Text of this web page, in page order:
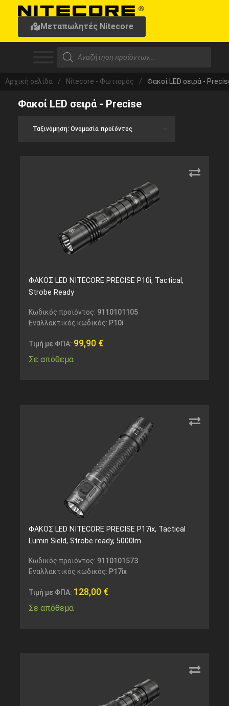
Μεταπωλητές Nitecore
Αρχική σελίδα / Nitecore - Φωτισμός / Φακοί LED σειρά -
Φακοί LED σειρά - Precise
ΦΑΚΟΣ LED NITECORE PRECISE P10i, Tactical,
Strobe Ready
Κωδικός προϊόντος: 9110101105
Εναλλακτικός κωδικός: P10i
Τιμή με ΦΠΑ: 99,90 €
Σε απόθεμα
ΦΑΚΟΣ LED NITECORE PRECISE P17ix, Tactical
Lumin Sield, Strobe ready, 5000lm
Κωδικός προϊόντος: 9110101573
Εναλλακτικός κωδικός: P17ix
Τιμή με ΦΠΑ: 128,00 €
Σε απόθεμα